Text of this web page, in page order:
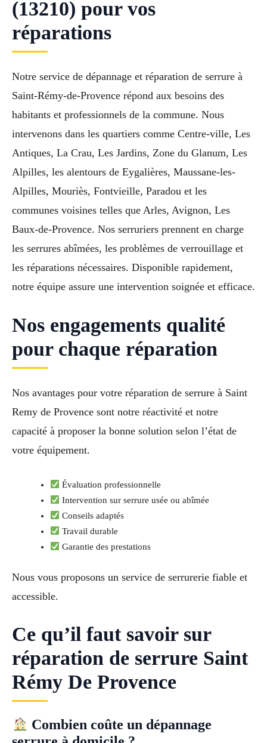
(13210) pour vos
réparations
Notre service de dépannage et réparation de serrure à
Saint-Rémy-de-Provence répond aux besoins des
habitants et professionnels de la commune. Nous
intervenons dans les quartiers comme Centre-ville, Les
Antiques, La Crau, Les Jardins, Zone du Glanum, Les
Alpilles, les alentours de Eygalières, Maussane-les-
Alpilles, Mouriès, Fontvieille, Paradou et les
communes voisines telles que Arles, Avignon, Les
Baux-de-Provence. Nos serruriers prennent en charge
les serrures abîmées, les problèmes de verrouillage et
les réparations nécessaires. Disponible rapidement,
notre équipe assure une intervention soignée et efficace.
Nos engagements qualité
pour chaque réparation
Nos avantages pour votre réparation de serrure à Saint
Remy de Provence sont notre réactivité et notre
capacité à proposer la bonne solution selon l’état de
votre équipement.
Évaluation professionnelle
Intervention sur serrure usée ou abîmée
Conseils adaptés
Travail durable
Garantie des prestations
Nous vous proposons un service de serrurerie fiable et
accessible.
Ce qu’il faut savoir sur
réparation de serrure Saint
Rémy De Provence
Combien coûte un dépannage